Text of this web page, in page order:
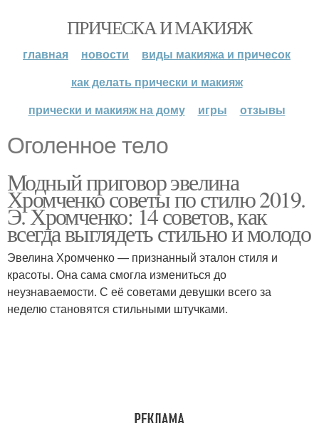
ПРИЧЕСКА И МАКИЯЖ
главная новости
виды макияжа и причесок
как делать прически и макияж
прически и макияж на дому
игры отзывы
Оголенное тело
Модный приговор эвелина
Хромченко советы по стилю 2019.
Э. Хромченко: 14 советов, как
всегда выглядеть стильно и молодо
Эвелина Хромченко — признанный эталон стиля и
красоты. Она сама смогла измениться до
неузнаваемости. С её советами девушки всего за
неделю становятся стильными штучками.